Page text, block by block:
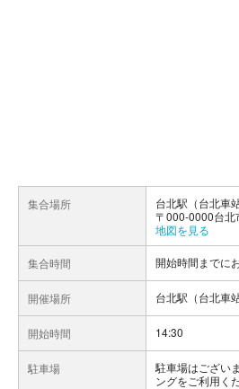
集合場所
台北駅（台北車
〒000-0000台北
地図を見る
集合時間 開始時間までに
開催場所 台北駅（台北車
開始時間 14:30
駐車場
駐車場はござい
ングをご利用く